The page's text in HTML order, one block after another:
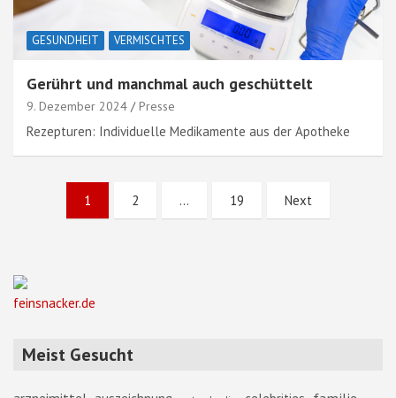
GESUNDHEIT VERMISCHTES
Gerührt und manchmal auch geschüttelt
9. Dezember 2024 Presse
Rezepturen: Individuelle Medikamente aus der Apotheke
Seitennummerierung
1 2 … 19 Next
feinsnacker.de
Meist Gesucht